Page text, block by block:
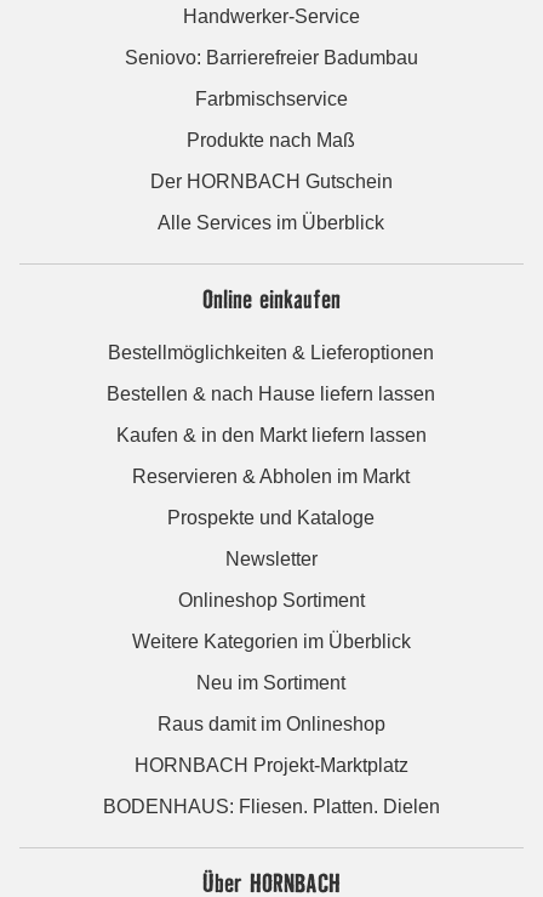
Handwerker-Service
Seniovo: Barrierefreier Badumbau
Farbmischservice
Produkte nach Maß
Der HORNBACH Gutschein
Alle Services im Überblick
Online einkaufen
Bestellmöglichkeiten & Lieferoptionen
Bestellen & nach Hause liefern lassen
Kaufen & in den Markt liefern lassen
Reservieren & Abholen im Markt
Prospekte und Kataloge
Newsletter
Onlineshop Sortiment
Weitere Kategorien im Überblick
Neu im Sortiment
Raus damit im Onlineshop
HORNBACH Projekt-Marktplatz
BODENHAUS: Fliesen. Platten. Dielen
Über HORNBACH